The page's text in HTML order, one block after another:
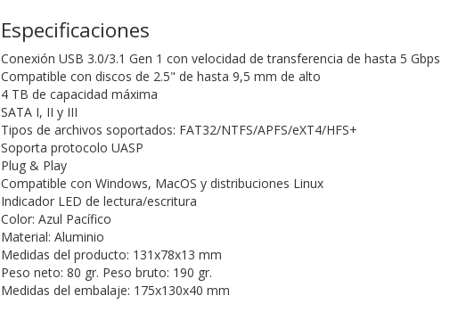
Especificaciones
Conexión USB 3.0/3.1 Gen 1 con velocidad de transferencia de hasta 5 Gbps
Compatible con discos de 2.5" de hasta 9,5 mm de alto
4 TB de capacidad máxima
SATA I, II y III
Tipos de archivos soportados: FAT32/NTFS/APFS/eXT4/HFS+
Soporta protocolo UASP
Plug & Play
Compatible con Windows, MacOS y distribuciones Linux
Indicador LED de lectura/escritura
Color: Azul Pacífico
Material: Aluminio
Medidas del producto: 131x78x13 mm
Peso neto: 80 gr. Peso bruto: 190 gr.
Medidas del embalaje: 175x130x40 mm